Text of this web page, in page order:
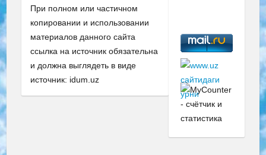
При полном или частичном
копировании и использовании
материалов данного сайта
ссылка на источник обязательна
и должна выглядеть в виде
источник: idum.uz